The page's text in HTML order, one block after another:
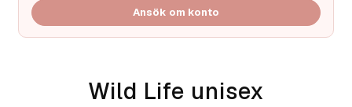
Ansök om konto
Wild Life unisex